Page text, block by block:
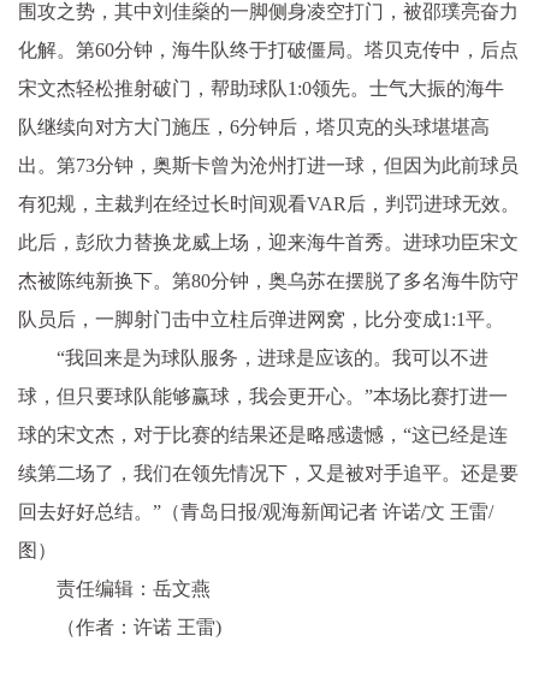
围攻之势，其中刘佳燊的一脚侧身凌空打门，被邵璞亮奋力
化解。第60分钟，海牛队终于打破僵局。塔贝克传中，后点
宋文杰轻松推射破门，帮助球队1:0领先。士气大振的海牛
队继续向对方大门施压，6分钟后，塔贝克的头球堪堪高
出。第73分钟，奥斯卡曾为沧州打进一球，但因为此前球员
有犯规，主裁判在经过长时间观看VAR后，判罚进球无效。
此后，彭欣力替换龙威上场，迎来海牛首秀。进球功臣宋文
杰被陈纯新换下。第80分钟，奥乌苏在摆脱了多名海牛防守
队员后，一脚射门击中立柱后弹进网窝，比分变成1:1平。
“我回来是为球队服务，进球是应该的。我可以不进
球，但只要球队能够赢球，我会更开心。”本场比赛打进一
球的宋文杰，对于比赛的结果还是略感遗憾，“这已经是连
续第二场了，我们在领先情况下，又是被对手追平。还是要
回去好好总结。”（青岛日报/观海新闻记者 许诺/文 王雷/
图）
责任编辑：岳文燕
（作者：许诺 王雷)